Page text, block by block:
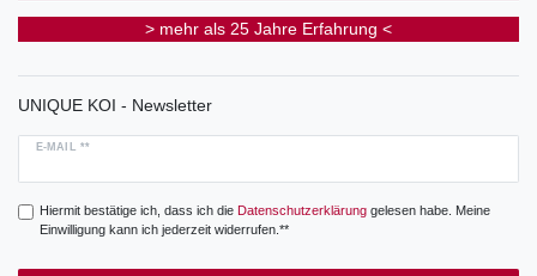
> mehr als 25 Jahre Erfahrung <
UNIQUE KOI - Newsletter
E-MAIL **
Hiermit bestätige ich, dass ich die Daten­schutz­erklärunggelesen habe. Meine
Einwilligung kann ich jederzeit widerrufen.**